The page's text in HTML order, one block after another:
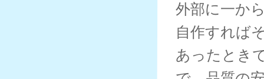
外部に一か
自作すれば
あったとき